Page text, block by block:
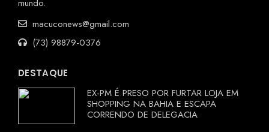
mundo.
macuconews@gmail.com
(73) 98879-0376
DESTAQUE
EX-PM É PRESO POR FURTAR LOJA EM
SHOPPING NA BAHIA E ESCAPA
CORRENDO DE DELEGACIA